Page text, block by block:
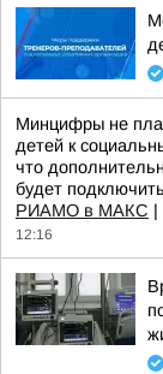
Минцифры не
детей к
что
будет
РИАМО в МАКС |
12:16